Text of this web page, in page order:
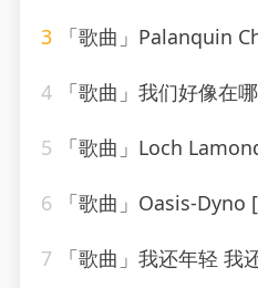
3 「歌曲」Palanquin Chase-george
4 「歌曲」我们好像在
5 「歌曲」Loch Lamond-
6 「歌曲」Oasis-Dyno [ SYNTAX
7 「歌曲」我还年轻 我